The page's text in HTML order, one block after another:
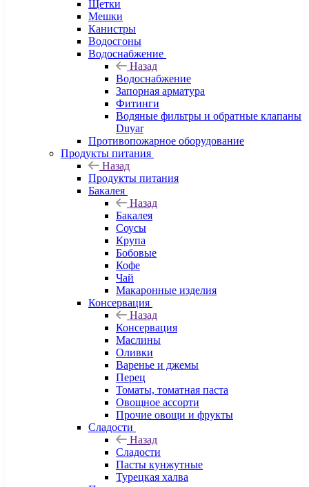
Щетки
Мешки
Канистры
Водосгоны
Водоснабжение
Назад
Водоснабжение
Запорная арматура
Фитинги
Водяные фильтры и обратные клапаны
Duyar
Противопожарное оборудование
Продукты питания
Назад
Продукты питания
Бакалея
Назад
Бакалея
Соусы
Крупа
Бобовые
Кофе
Чай
Макаронные изделия
Консервация
Назад
Консервация
Маслины
Оливки
Варенье и джемы
Перец
Томаты, томатная паста
Овощное ассорти
Прочие овощи и фрукты
Сладости
Назад
Сладости
Пасты кунжутные
Турецкая халва